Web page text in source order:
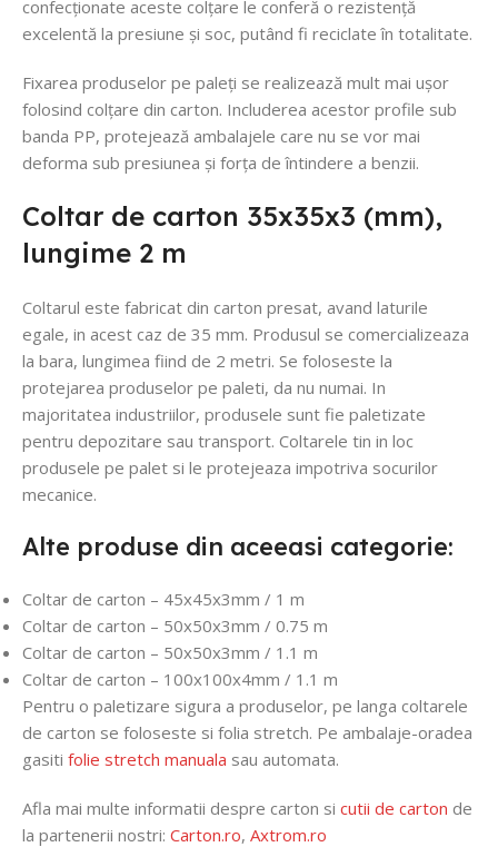
confecționate aceste colțare le conferă o rezistență
excelentă la presiune și soc, putând fi reciclate în totalitate.
Fixarea produselor pe paleți se realizează mult mai ușor
folosind colțare din carton. Includerea acestor profile sub
banda PP, protejează ambalajele care nu se vor mai
deforma sub presiunea și forța de întindere a benzii.
Coltar de carton 35x35x3 (mm),
lungime 2 m
Coltarul este fabricat din carton presat, avand laturile
egale, in acest caz de 35 mm. Produsul se comercializeaza
la bara, lungimea fiind de 2 metri. Se foloseste la
protejarea produselor pe paleti, da nu numai. In
majoritatea industriilor, produsele sunt fie paletizate
pentru depozitare sau transport. Coltarele tin in loc
produsele pe palet si le protejeaza impotriva socurilor
mecanice.
Alte produse din aceeasi categorie:
Coltar de carton – 45x45x3mm / 1 m
Coltar de carton – 50x50x3mm / 0.75 m
Coltar de carton – 50x50x3mm / 1.1 m
Coltar de carton – 100x100x4mm / 1.1 m
Pentru o paletizare sigura a produselor, pe langa coltarele
de carton se foloseste si folia stretch. Pe ambalaje-oradea
gasiti folie stretch manuala sau automata.
Afla mai multe informatii despre carton si cutii de carton de
la partenerii nostri: Carton.ro, Axtrom.ro